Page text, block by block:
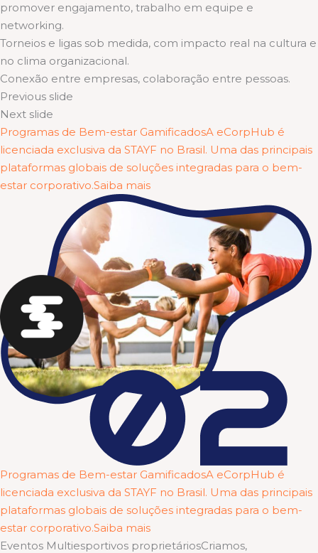
promover engajamento, trabalho em equipe e
networking.
Torneios e ligas sob medida, com impacto real na cultura e
no clima organizacional.
Conexão entre empresas, colaboração entre pessoas.
Previous slide
Next slide
Programas de Bem-estar GamificadosA eCorpHub é
licenciada exclusiva da STAYF no Brasil. Uma das principais
plataformas globais de soluções integradas para o bem-
estar corporativo.Saiba mais
Programas de Bem-estar GamificadosA eCorpHub é
licenciada exclusiva da STAYF no Brasil. Uma das principais
plataformas globais de soluções integradas para o bem-
estar corporativo.Saiba mais
Eventos Multiesportivos proprietáriosCriamos,